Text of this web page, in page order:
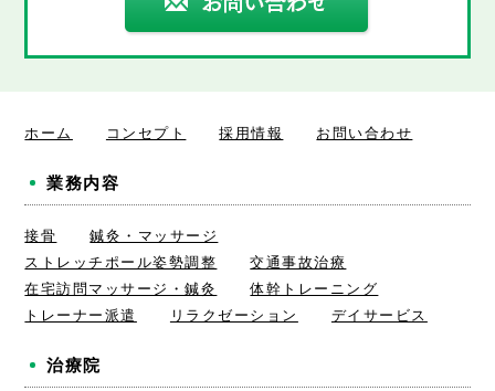
ホーム コンセプト 採用情報 お問い合わせ
業務内容
接骨
鍼灸・マッサージ
ストレッチポール姿勢調整
交通事故治療
在宅訪問マッサージ・鍼灸
体幹トレーニング
トレーナー派遣
リラクゼーション デイサービス
治療院